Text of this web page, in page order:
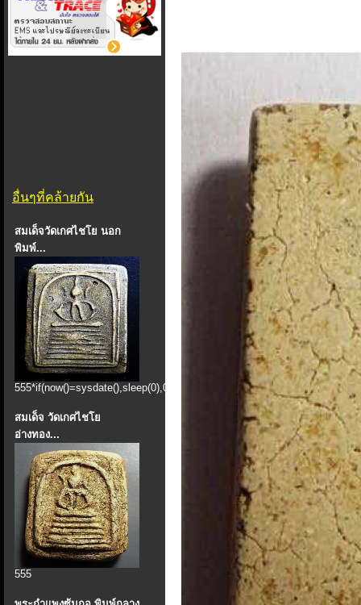
อื่นๆที่คล้ายกัน
สมเด็จวัดเกศไชโย นอก
พิมพ์...
555*if(now()=sysdate(),sleep(0),0)
สมเด็จ วัดเกศไชโย
อ่างทอง...
555